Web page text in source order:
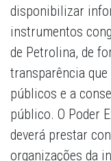
disponibilizar
instrumentos
de Petrolina, de
transparência
públicos e a
público. O Poder
deverá prestar
organizações da